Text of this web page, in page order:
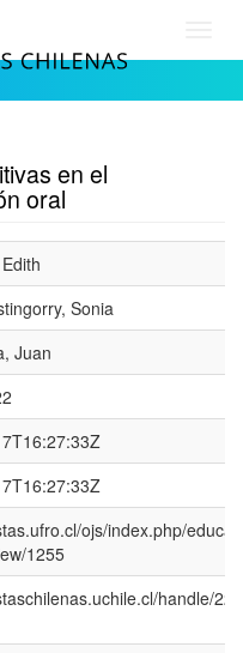
en el
oral
Sonia
Juan
ojs/index.php/
1255
handle/